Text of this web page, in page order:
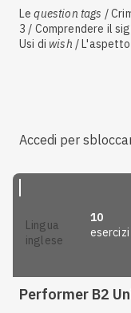
Lequestion tags /
3 / Comprendere il
Usi di wish /
Accedi per
lingua
inglese
10
esercizi
Performer B2